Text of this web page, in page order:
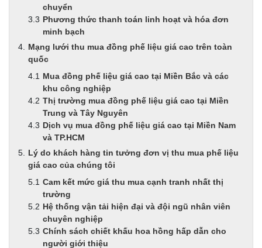
chuyển
Phương thức thanh toán linh hoạt và hóa đơn
minh bạch
Mạng lưới thu mua đồng phế liệu giá cao trên toàn
quốc
Mua đồng phế liệu giá cao tại Miền Bắc và các
khu công nghiệp
Thị trường mua đồng phế liệu giá cao tại Miền
Trung và Tây Nguyên
Dịch vụ mua đồng phế liệu giá cao tại Miền Nam
và TP.HCM
Lý do khách hàng tin tưởng đơn vị thu mua phế liệu
giá cao của chúng tôi
Cam kết mức giá thu mua cạnh tranh nhất thị
trường
Hệ thống vận tải hiện đại và đội ngũ nhân viên
chuyên nghiệp
Chính sách chiết khấu hoa hồng hấp dẫn cho
người giới thiệu